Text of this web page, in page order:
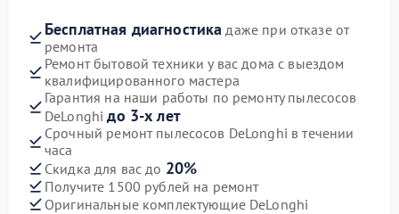
Бесплатная диагностика даже при отказе от
ремонта
Ремонт бытовой техники у вас дома с выездом
квалифицированного мастера
Гарантия на наши работы по ремонту пылесосов
DeLonghiдо 3-х лет
Срочный ремонт пылесосов DeLonghi в течении
часа
Скидка для вас до 20%
Получите 1500 рублей на ремонт
Оригинальные комплектующие DeLonghi